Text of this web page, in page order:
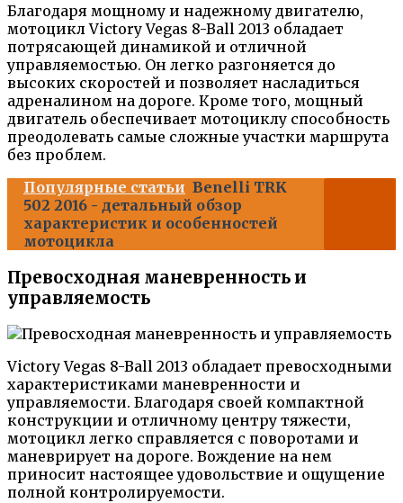
Благодаря мощному и надежному двигателю,
мотоцикл Victory Vegas 8-Ball 2013 обладает
потрясающей динамикой и отличной
управляемостью. Он легко разгоняется до
высоких скоростей и позволяет насладиться
адреналином на дороге. Кроме того, мощный
двигатель обеспечивает мотоциклу способность
преодолевать самые сложные участки маршрута
без проблем.
Популярные статьи Benelli TRK
502 2016 - детальный обзор
характеристик и особенностей
мотоцикла
Превосходная маневренность и
управляемость
Victory Vegas 8-Ball 2013 обладает превосходными
характеристиками маневренности и
управляемости. Благодаря своей компактной
конструкции и отличному центру тяжести,
мотоцикл легко справляется с поворотами и
маневрирует на дороге. Вождение на нем
приносит настоящее удовольствие и ощущение
полной контролируемости.